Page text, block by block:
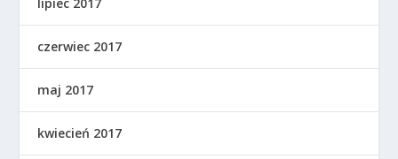
czerwiec 2017
maj 2017
kwiecień 2017